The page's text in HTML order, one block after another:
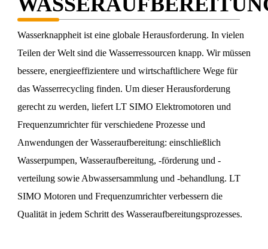
Wasserknappheit ist eine globale Herausforderung. In vielen
Teilen der Welt sind die Wasserressourcen knapp. Wir müssen
bessere, energieeffizientere und wirtschaftlichere Wege für
das Wasserrecycling finden. Um dieser Herausforderung
gerecht zu werden, liefert LT SIMO Elektromotoren und
Frequenzumrichter für verschiedene Prozesse und
Anwendungen der Wasseraufbereitung: einschließlich
Wasserpumpen, Wasseraufbereitung, -förderung und -
verteilung sowie Abwassersammlung und -behandlung. LT
SIMO Motoren und Frequenzumrichter verbessern die
Qualität in jedem Schritt des Wasseraufbereitungsprozesses.